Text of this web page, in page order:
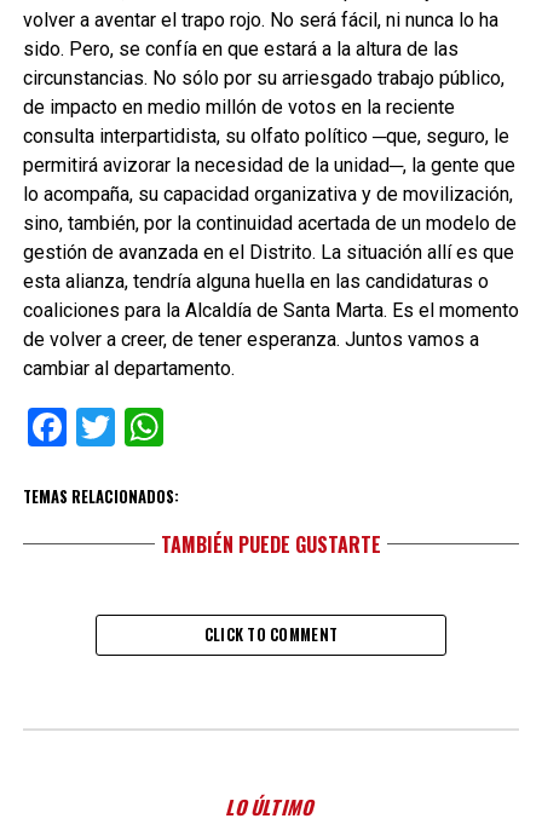
volver a aventar el trapo rojo. No será fácil, ni nunca lo ha
sido. Pero, se confía en que estará a la altura de las
circunstancias. No sólo por su arriesgado trabajo público,
de impacto en medio millón de votos en la reciente
consulta interpartidista, su olfato político ─que, seguro, le
permitirá avizorar la necesidad de la unidad─, la gente que
lo acompaña, su capacidad organizativa y de movilización,
sino, también, por la continuidad acertada de un modelo de
gestión de avanzada en el Distrito. La situación allí es que
esta alianza, tendría alguna huella en las candidaturas o
coaliciones para la Alcaldía de Santa Marta. Es el momento
de volver a creer, de tener esperanza. Juntos vamos a
cambiar al departamento.
Facebook
TwitterWhatsApp
TEMAS RELACIONADOS:
TAMBIÉN PUEDE GUSTARTE
CLICK TO COMMENT
LO ÚLTIMO